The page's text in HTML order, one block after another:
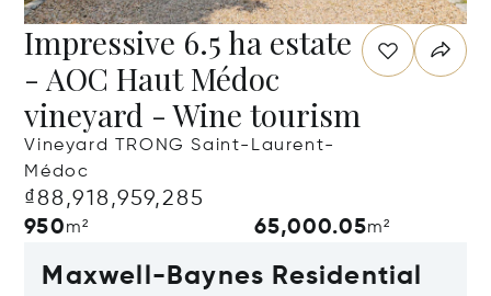
Impressive 6.5 ha estate
- AOC Haut Médoc
vineyard - Wine tourism
Vineyard TRONG Saint-Laurent-
Médoc
₫88,918,959,285
950m² 65,000.05m²
Maxwell-Baynes Residential